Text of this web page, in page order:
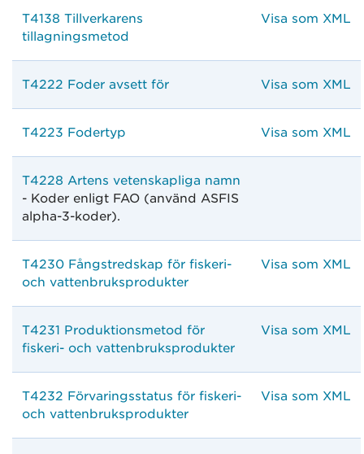
T4138 Tillverkarens
tillagningsmetod
Visa som XML
T4222 Foder avsett för Visa som XML
T4223 Fodertyp Visa som XML
T4228 Artens vetenskapliga namn
- Koder enligt FAO (använd ASFIS
alpha-3-koder).
T4230 Fångstredskap för fiskeri-
och vattenbruksprodukter
Visa som XML
T4231 Produktionsmetod för
fiskeri- och vattenbruksprodukter
Visa som XML
T4232 Förvaringsstatus för fiskeri-
och vattenbruksprodukter
Visa som XML